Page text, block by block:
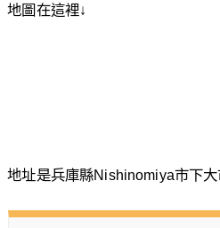
地圖在這裡↓
地址是兵庫縣Nishinomiya市下大